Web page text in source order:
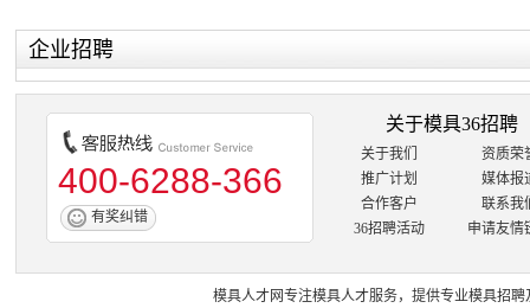
企业招聘
400-6288-366
有奖纠错
关于模具36招聘
关于我们
资质荣
推广计划
媒体报
合作客户
联系我
36招聘活动
申请友情
模具人才网专注模具人才服务，提供专业模具招聘